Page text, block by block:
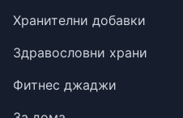
Хранителни добавки
Здравословни храни
Фитнес джаджи